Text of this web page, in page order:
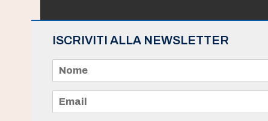
ISCRIVITI ALLA NEWSLETTER
m
e
a